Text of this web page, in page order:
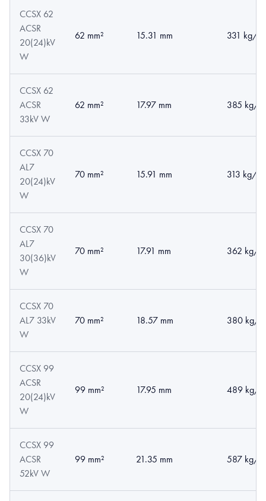
CCSX 62
ACSR
20(24)kV
W
62 mm² 15.31 mm 331 kg/
CCSX 62
ACSR
33kV W
62 mm² 17.97 mm 385 kg/
CCSX 70
AL7
20(24)kV
W
70 mm² 15.91 mm 313 kg/
CCSX 70
AL7
30(36)kV
W
70 mm² 17.91 mm 362 kg/
CCSX 70
AL7 33kV
W
70 mm² 18.57 mm 380 kg/
CCSX 99
ACSR
20(24)kV
W
99 mm² 17.95 mm 489 kg/
CCSX 99
ACSR
52kV W
99 mm² 21.35 mm 587 kg/